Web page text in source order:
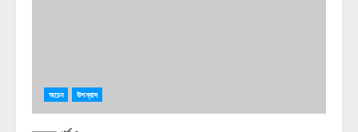
অচেন উপন্যাস